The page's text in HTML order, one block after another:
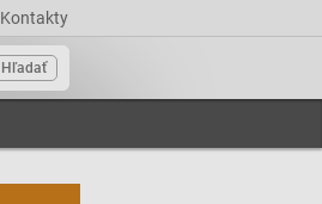
Kontakty
Hľadať